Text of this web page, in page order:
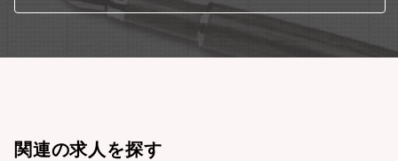
関連の求人を探す